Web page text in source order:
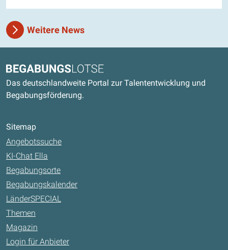
Weitere News
Begabungslotse
Das deutschlandweite Portal zur Talententwicklung und
Begabungsförderung.
Sitemap
Angebotssuche
KI-Chat Ella
Begabungsorte
Begabungskalender
LänderSPECIAL
Themen
Magazin
Login für Anbieter